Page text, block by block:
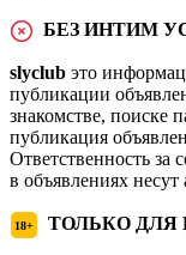
БЕЗ ИНТИМ
slyclub это
публикации
знакомстве, поиске
публикация
Ответственность за
в объявлениях
18+ ТОЛЬКО ДЛЯ